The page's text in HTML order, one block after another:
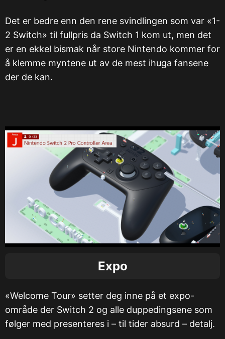
Det er bedre enn den rene svindlingen som var «1-
2 Switch» til fullpris da Switch 1 kom ut, men det
er en ekkel bismak når store Nintendo kommer for
å klemme myntene ut av de mest ihuga fansene
der de kan.
Expo
«Welcome Tour» setter deg inne på et expo-
område der Switch 2 og alle duppedingsene som
følger med presenteres i – til tider absurd – detalj.